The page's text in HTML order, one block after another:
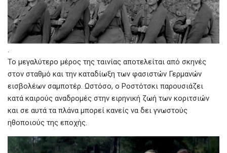
.
Το μεγαλύτερο μέρος της ταινίας αποτελείται από σκηνές
στον σταθμό και την καταδίωξη των φασιστών Γερμανών
εισβολέων σαμποτέρ. Ωστόσο, ο Ροστότσκι παρουσιάζει
κατά καιρούς αναδρομές στην ειρηνική ζωή των κοριτσιών
και σε αυτά τα πλάνα μπορεί κανείς να δει γνωστούς
ηθοποιούς της εποχής.